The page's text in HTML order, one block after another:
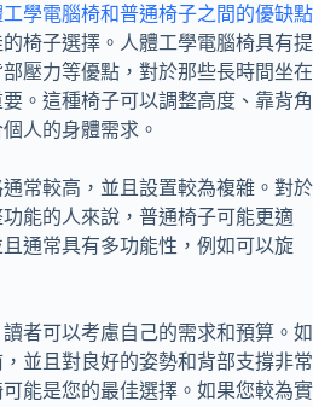
學電腦椅和普通椅子之間的優缺點
椅子選擇。人體工學電腦椅具有提
壓力等優點，對於那些長時間坐在
。這種椅子可以調整高度、靠背角
人的身體需求。
常較高，並且設置較為複雜。對於
能的人來說，普通椅子可能更適
通常具有多功能性，例如可以旋
者可以考慮自己的需求和預算。如
並且對良好的姿勢和背部支撐非常
能是您的最佳選擇。如果您較為實